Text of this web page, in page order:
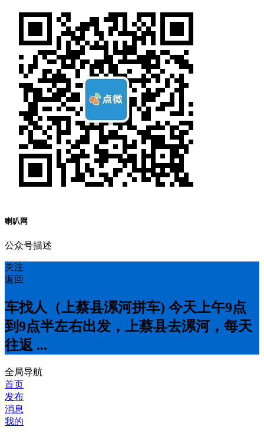
喇叭网
公众号描述
关注
返回
车找人（上蔡县漯河拼车) 今天上午9点
到9点半左右出发，上蔡县去漯河，每天
往返 ...
全局导航
首页
发布
消息
我的